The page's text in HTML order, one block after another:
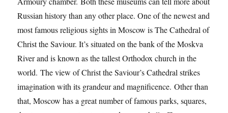
Russian history than any other place. One of the newest and
most famous religious sights in Moscow is The Cathedral of
Christ the Saviour. It’s situated on the bank of the Moskva
River and is known as the tallest Orthodox church in the
world. The view of Christ the Saviour’s Cathedral strikes
imagination with its grandeur and magnificence. Other than
that, Moscow has a great number of famous parks, squares,